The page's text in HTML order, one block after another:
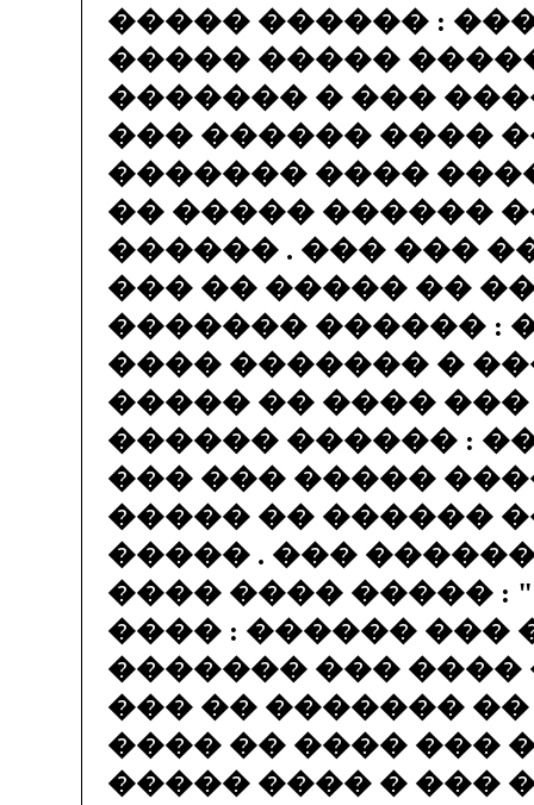
����� ������ :
����� �����
������� � ���
��� ������ ����
������� ����
�� ����� ������
������ . ��� ���
��� �� ����� ��
������� ������ :
���� ������� �
����� �� ����
������ ������ :
��� ��� �����
����� �� ������
����� . ���
���� ���� ����� :
���� : ������ ���
������� ��� ����
��� �� �������
���� �� ���� ���
����� ���� � ���